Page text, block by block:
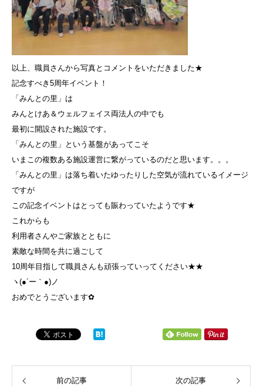
以上、職員さんから写真とコメントをいただきました★
記念すべき5周年イベント！
「みんとの里」は
みんとけあ＆ウェルフェイス両法人の中でも
最初に開設された施設です。
「みんとの里」という基盤があってこそ
いまこの複数ある施設運営に繋がっているのだと思います。。。
「みんとの里」は落ち着いたゆったりした空気が流れているイメージ
ですが
この記念イベントはとっても賑わっていたようです★
これからも
利用者さんやご家族とともに
素敵な時間を共に過ごして
10周年目指して職員さんも頑張っていってください★★
ヽ(●´ー｀●)ノ
おめでとうございます✿
前の記事 次の記事